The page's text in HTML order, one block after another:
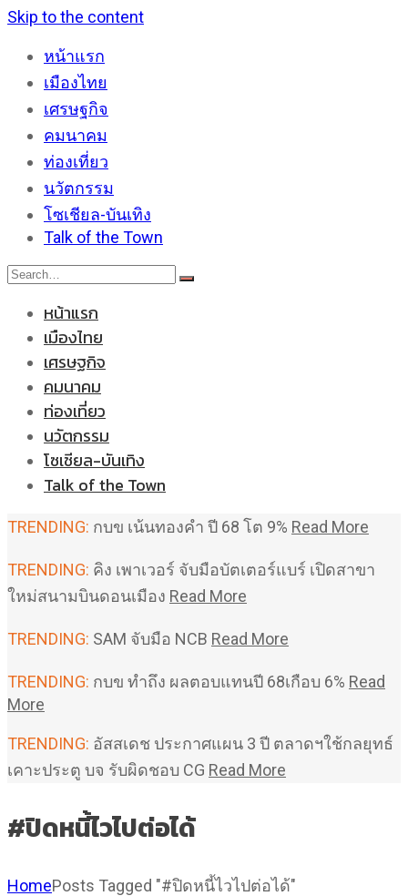
Skip to the content
หน้าแรก
เมืองไทย
เศรษฐกิจ
คมนาคม
ท่องเที่ยว
นวัตกรรม
โซเชียล-บันเทิง
Talk of the Town
หน้าแรก
เมืองไทย
เศรษฐกิจ
คมนาคม
ท่องเที่ยว
นวัตกรรม
โซเชียล-บันเทิง
Talk of the Town
TRENDING: กบข เน้นทองคำ ปี 68 โต 9% Read More
TRENDING: คิง เพาเวอร์ จับมือบัตเตอร์แบร์ เปิดสาขา
ใหม่สนามบินดอนเมือง Read More
TRENDING: SAM จับมือ NCB Read More
TRENDING: กบข ทำถึง ผลตอบแทนปี 68เกือบ 6% Read
More
TRENDING: อัสสเดช ประกาศแผน 3 ปี ตลาดฯใช้กลยุทธ์
เคาะประตู บจ รับผิดชอบ CG Read More
#ปิดหนี้ไวไปต่อได้
HomePosts Tagged "#ปิดหนี้ไวไปต่อได้"